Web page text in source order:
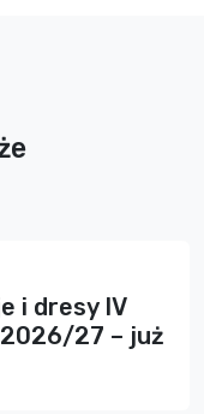
i dresy IV
27 – już